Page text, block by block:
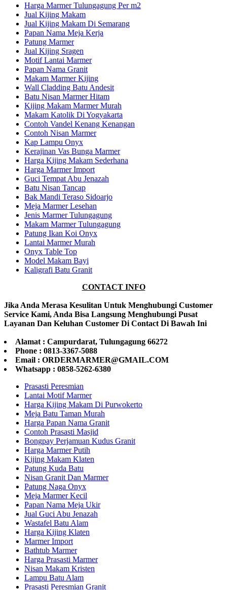
Harga Marmer Tulungagung Per m2
Jual Kijing Makam
Jual Kijing Makam Di Semarang
Papan Nama Meja Kerja
Patung Marmer
Jual Kijing Sragen
Motif Lantai Marmer
Papan Nama Granit
Makam Marmer Kijing
Wall Cladding Batu Andesit
Batu Nisan Marmer Hitam
Kijing Makam Marmer Murah
Makam Katolik Di Yogyakarta
Contoh Vandel Kenang Kenangan
Contoh Nisan Marmer
Kap Lampu Onyx
Kerajinan Vas Bunga Marmer
Harga Kijing Makam Sederhana
Harga Marmer Import
Guci Tempat Abu Jenazah
Batu Nisan Tancap
Bak Mandi Teraso Sidoarjo
Meja Marmer Lesehan
Jenis Marmer Tulungagung
Makam Marmer Tulungagung
Patung Ikan Koi Onyx
Lantai Marmer Murah
Onyx Table Top
Model Makam Bayi
Kaligrafi Batu Granit
CONTACT INFO
Jika Anda Merasa Kesulitan Untuk Menghubungi Customer
Service Kami, Anda Bisa Langsung Menghubungi Pusat
Layanan Dan Keluhan Customer Di Contact Di Bawah Ini
Alamat : Campurdarat, Tulungagung 66272
Phone : 0813-3367-5088
Email : ORDERMARMER@GMAIL.COM
Whatsapp : 0858-5262-6380
Prasasti Peresmian
Lantai Motif Marmer
Harga Kijing Makam Di Purwokerto
Meja Batu Taman Murah
Harga Papan Nama Granit
Contoh Prasasti Masjid
Bongpay Perjamuan Kudus Granit
Harga Marmer Putih
Kijing Makam Klaten
Patung Kuda Batu
Nisan Granit Dan Marmer
Patung Naga Onyx
Meja Marmer Kecil
Papan Nama Meja Ukir
Jual Guci Abu Jenazah
Wastafel Batu Alam
Harga Kijing Klaten
Marmer Import
Bathtub Marmer
Harga Prasasti Marmer
Nisan Makam Kristen
Lampu Batu Alam
Prasasti Peresmian Granit